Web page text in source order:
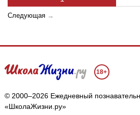
Следующая →
18+
© 2000–2026 Ежедневный
«ШколаЖизни.ру»